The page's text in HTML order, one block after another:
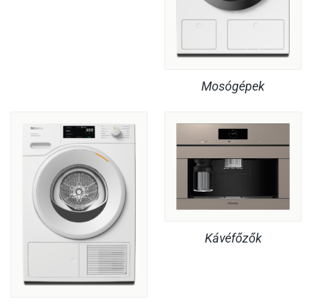
Mosógépek
Kávéfőzők